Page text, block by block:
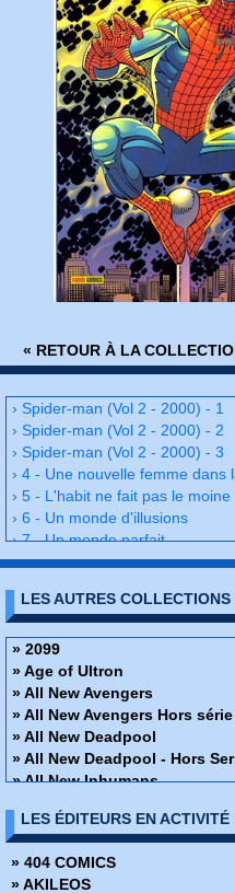
« RETOUR À LA
› Spider-man (Vol 2 - 2000) - 1
› Spider-man (Vol 2 - 2000) - 2
› Spider-man (Vol 2 - 2000) - 3
› 4 - Une nouvelle femme dans
› 5 - L'habit ne fait pas le moine
› 6 - Un monde d'illusions
› 7 - Un monde parfait
› 8 - Liens de sang
› 10 - Le huitième jour 3/4
› 11 - La fin de Spider-Man
› 12 - Que la lumière soit
› Spider-man (Vol 2 - 2000) - 13
› Spider-man (Vol 2 - 2000) - 14
› 15 - Le refus
› Spider-man (Vol 2 - 2000) - 16
› Spider-man (Vol 2 - 2000) - 17
› 18 - Black-out
› 20 - Le piège
› Spider-man (Vol 2 - 2000) - 21
› Spider-man (Vol 2 - 2000) - 22
LES AUTRES
» 2099
» Age of Ultron
» All New Avengers
» All New Avengers Hors série
» All New Deadpool
» All New Deadpool - Hors
» All New Inhumans
» All New Iron-man And
» All New Les gardiens de la
» All New Les gardiens de la
LES ÉDITEURS EN ACTIVITÉ
» 404 COMICS
» AKILEOS